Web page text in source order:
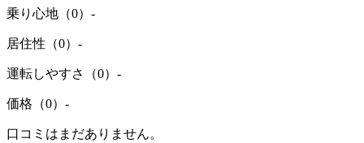
乗り心地（0） -
居住性（0） -
運転しやすさ（0） -
価格（0） -
口コミはまだありません。